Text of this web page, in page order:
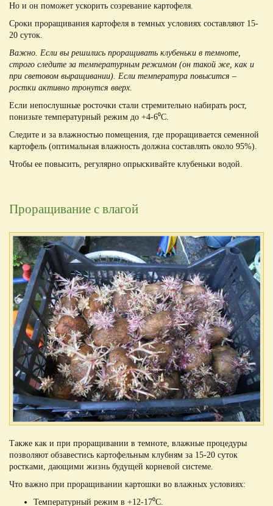
Но и он поможет ускорить созревание картофеля.
Сроки проращивания картофеля в темных условиях составляют 15-
20 суток.
Важно. Если вы решились проращивать клубеньки в темноте,
строго следите за температурным режимом (он такой же, как и
при световом выращивании). Если температура повысится –
ростки активно тронутся вверх
Если непослушные росточки стали стремительно набирать рост,
понизьте температурный режим до +4-6⁰С.
Следите и за влажностью помещения, где проращивается семенной
картофель (оптимальная влажность должна составлять около 95%).
Чтобы ее повысить, регулярно опрыскивайте клубеньки водой.
Проращивание с влагой
Также как и при проращивании в темноте, влажные процедуры
позволяют обзавестись картофельным клубням за 15-20 суток
ростками, дающими жизнь будущей корневой системе.
Что важно при проращивании картошки во влажных условиях:
Температурный режим в +12-17⁰С.